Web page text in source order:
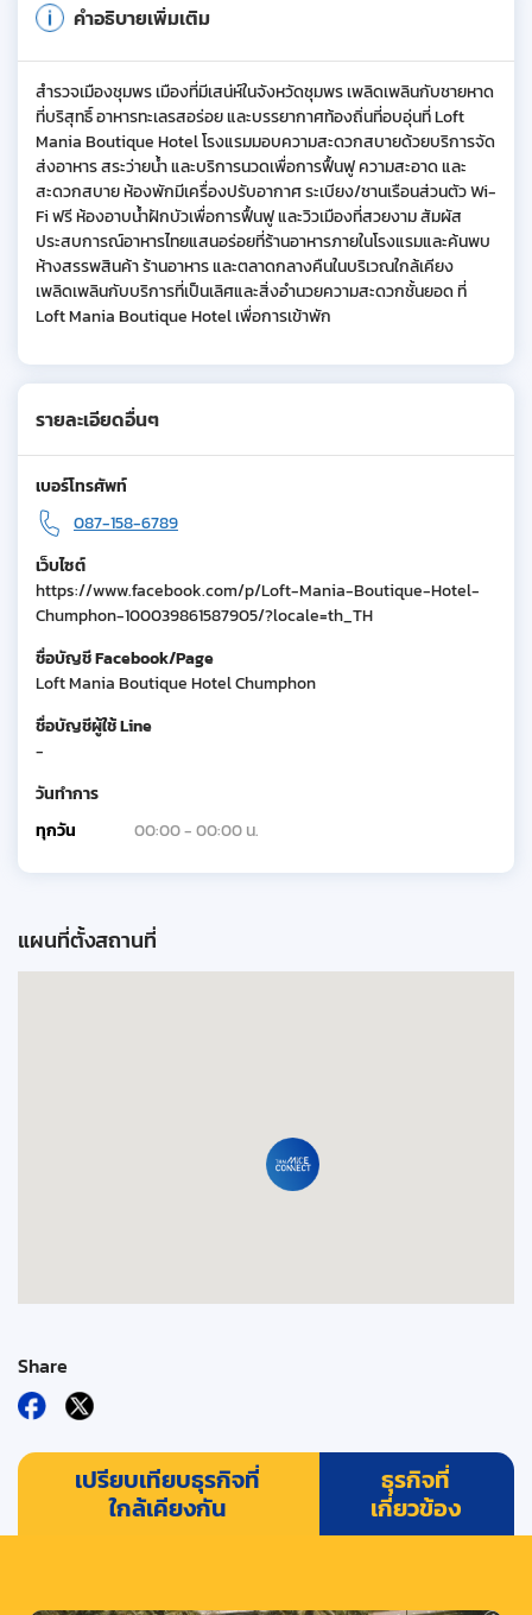
คำอธิบายเพิ่มเติม
สำรวจเมืองชุมพร เมืองที่มีเสน่ห์ในจังหวัดชุมพร เพลิดเพลินกับชายหาด
ที่บริสุทธิ์ อาหารทะเลรสอร่อย และบรรยากาศท้องถิ่นที่อบอุ่นที่ Loft
Mania Boutique Hotel โรงแรมมอบความสะดวกสบายด้วยบริการจัด
ส่งอาหาร สระว่ายน้ำ และบริการนวดเพื่อการฟื้นฟู ความสะอาด และ
สะดวกสบาย ห้องพักมีเครื่องปรับอากาศ ระเบียง/ชานเรือนส่วนตัว Wi-
Fi ฟรี ห้องอาบน้ำฝักบัวเพื่อการฟื้นฟู และวิวเมืองที่สวยงาม สัมผัส
ประสบการณ์อาหารไทยแสนอร่อยที่ร้านอาหารภายในโรงแรมและค้นพบ
ห้างสรรพสินค้า ร้านอาหาร และตลาดกลางคืนในบริเวณใกล้เคียง
เพลิดเพลินกับบริการที่เป็นเลิศและสิ่งอำนวยความสะดวกชั้นยอด ที่
Loft Mania Boutique Hotel เพื่อการเข้าพัก
รายละเอียดอื่นๆ
เบอร์โทรศัพท์
087-158-6789
เว็บไซต์
https://www.facebook.com/p/Loft-Mania-Boutique-Hotel-
Chumphon-100039861587905/?locale=th_TH
ชื่อบัญชี Facebook/Page
Loft Mania Boutique Hotel Chumphon
ชื่อบัญชีผู้ใช้ Line
-
วันทำการ
ทุกวัน
00:00 - 00:00 น.
แผนที่ตั้งสถานที่
Share
เปรียบเทียบธุรกิจที่
ใกล้เคียงกัน
ธุรกิจที่
เกี่ยวข้อง